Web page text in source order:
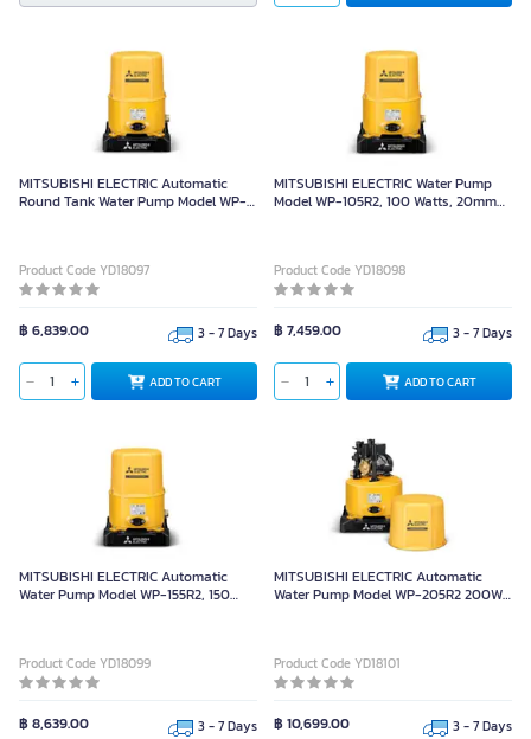
MITSUBISHI ELECTRIC Automatic
Round Tank Water Pump Model WP-
Product Code YD18097
฿ 6,839.00 3 - 7 Days
ADD TO CART
MITSUBISHI ELECTRIC Water Pump
Model WP-105R2, 100 Watts, 20mm
Product Code YD18098
฿ 7,459.00 3 - 7 Days
ADD TO CART
MITSUBISHI ELECTRIC Automatic
Water Pump Model WP-155R2, 150
Product Code YD18099
฿ 8,639.00 3 - 7 Days
MITSUBISHI ELECTRIC Automatic
Water Pump Model WP-205R2 200W
Product Code YD18101
฿ 10,699.00 3 - 7 Days